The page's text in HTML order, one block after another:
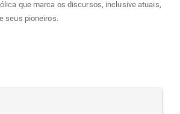
que marca os discursos, inclusive atuais,
seus pioneiros.